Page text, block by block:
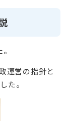
運営の指針と
た。